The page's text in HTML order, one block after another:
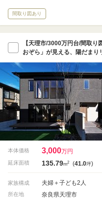
間取り図あり
【天理市/3000万円台/間取
おぞら」が見える、陽だまり
本体価格 3,000万円
延床面積 135.79m2 (41.0坪)
家族構成 夫婦＋子ども2人
所在地 奈良県天理市